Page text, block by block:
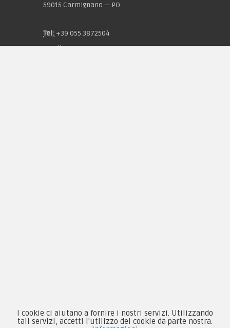
59015 Carmignano — PO
Tel: +39 055 3872504
Email:fcm@pxprato.it
Collezionismo e Vintage
I cookie ci aiutano a fornire i nostri servizi. Utilizzando
tali servizi, accetti l'utilizzo dei cookie da parte nostra.